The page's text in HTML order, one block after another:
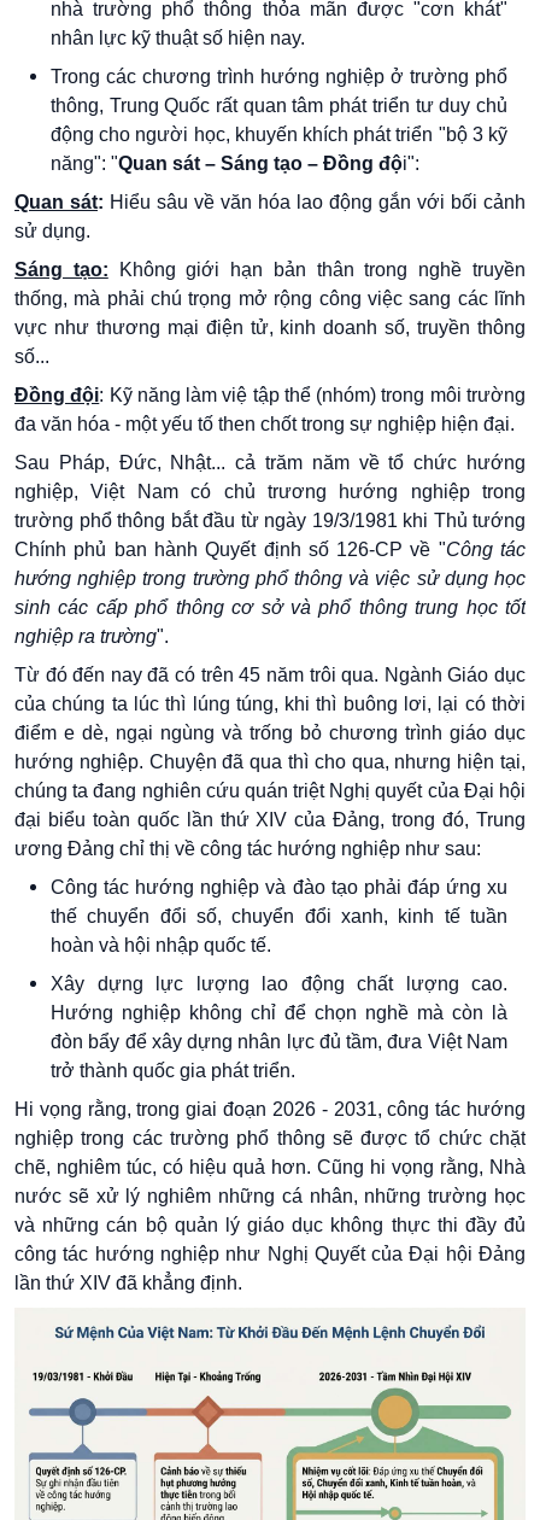
nhà trường phổ thông thỏa mãn được "cơn khát"
nhân lực kỹ thuật số hiện nay.
Trong các chương trình hướng nghiệp ở trường phổ
thông, Trung Quốc rất quan tâm phát triển tư duy chủ
động cho người học, khuyến khích phát triển "bộ 3 kỹ
năng": "Quan sát – Sáng tạo – Đồng đội":
Quan sát: Hiểu sâu về văn hóa lao động gắn với bối cảnh
sử dụng.
Sáng tạo: Không giới hạn bản thân trong nghề truyền
thống, mà phải chú trọng mở rộng công việc sang các lĩnh
vực như thương mại điện tử, kinh doanh số, truyền thông
số...
Đồng đội: Kỹ năng làm việ tập thể (nhóm) trong môi trường
đa văn hóa - một yếu tố then chốt trong sự nghiệp hiện đại.
Sau Pháp, Đức, Nhật... cả trăm năm về tổ chức hướng
nghiệp, Việt Nam có chủ trương hướng nghiệp trong
trường phổ thông bắt đầu từ ngày 19/3/1981 khi Thủ tướng
Chính phủ ban hành Quyết định số 126-CP về "Công tác
hướng nghiệp trong trường phổ thông và việc sử dụng học
sinh các cấp phổ thông cơ sở và phổ thông trung học tốt
nghiệp ra trường".
Từ đó đến nay đã có trên 45 năm trôi qua. Ngành Giáo dục
của chúng ta lúc thì lúng túng, khi thì buông lơi, lại có thời
điểm e dè, ngại ngùng và trống bỏ chương trình giáo dục
hướng nghiệp. Chuyện đã qua thì cho qua, nhưng hiện tại,
chúng ta đang nghiên cứu quán triệt Nghị quyết của Đại hội
đại biểu toàn quốc lần thứ XIV của Đảng, trong đó, Trung
ương Đảng chỉ thị về công tác hướng nghiệp như sau:
Công tác hướng nghiệp và đào tạo phải đáp ứng xu
thế chuyển đổi số, chuyển đổi xanh, kinh tế tuần
hoàn và hội nhập quốc tế.
Xây dựng lực lượng lao động chất lượng cao.
Hướng nghiệp không chỉ để chọn nghề mà còn là
đòn bẩy để xây dựng nhân lực đủ tầm, đưa Việt Nam
trở thành quốc gia phát triển.
Hi vọng rằng, trong giai đoạn 2026 - 2031, công tác hướng
nghiệp trong các trường phổ thông sẽ được tổ chức chặt
chẽ, nghiêm túc, có hiệu quả hơn. Cũng hi vọng rằng, Nhà
nước sẽ xử lý nghiêm những cá nhân, những trường học
và những cán bộ quản lý giáo dục không thực thi đầy đủ
công tác hướng nghiệp như Nghị Quyết của Đại hội Đảng
lần thứ XIV đã khẳng định.